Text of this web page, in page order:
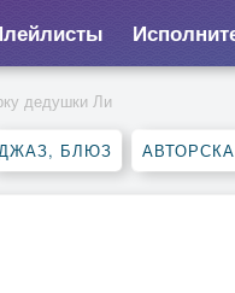
дедушки Ли
БЛЮЗ